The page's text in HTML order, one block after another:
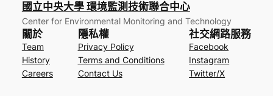
國立中央大學 環境監測技術聯合中心
Center for Environmental Monitoring and Technology
關於
Team
History
Careers
隱私權
Privacy Policy
Terms and Conditions
Contact Us
社交網路服務
Facebook
Instagram
Twitter/X